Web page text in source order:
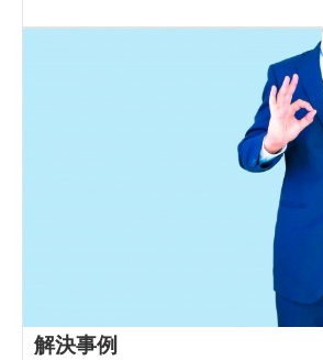
解決事例